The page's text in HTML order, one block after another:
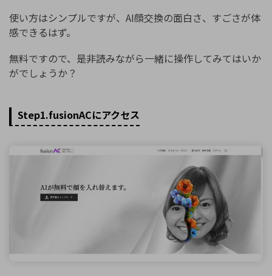
使い方はシンプルですが、AI顔交換の面白さ、すごさが体
感できるはず。
無料ですので、是非読みながら一緒に操作してみてはいか
がでしょうか？
Step1.fusionACにアクセス